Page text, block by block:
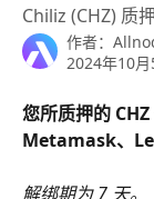
Chiliz (CHZ) 质押
作者：
2024年10月
您所质押的
Metamask、
解绑期为 7 天。